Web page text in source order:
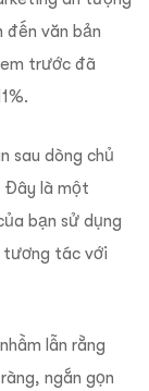
đến văn bản
trước đã
sau dòng chủ
Đây là một
bạn sử dụng
tương tác với
lẫn rằng
ngắn gọn